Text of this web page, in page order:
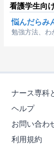
看護学生向
悩んだらみ
勉強方法、わ
ナース専科
ヘルプ
お問い合わ
利用規約